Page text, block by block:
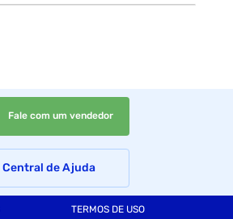
Fale com um vendedor
Central de Ajuda
TERMOS DE USO